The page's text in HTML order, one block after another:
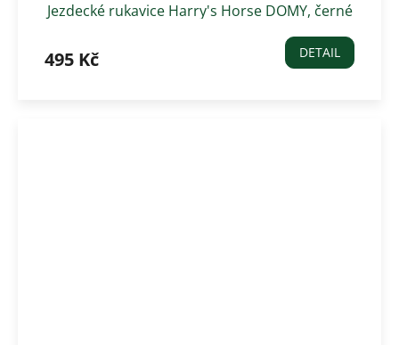
Jezdecké rukavice Harry's Horse DOMY, černé
495 Kč DETAIL